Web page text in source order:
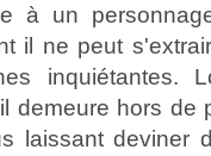
à un
il ne peut
inquiétantes.
demeure hors de
laissant deviner